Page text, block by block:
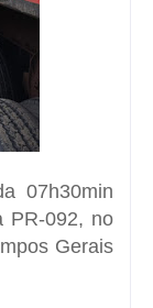
07h30min
PR-092, no
Gerais